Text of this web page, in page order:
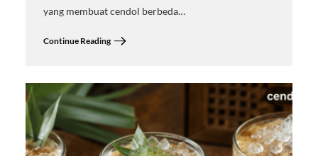
yang membuat cendol berbeda…
Continue Reading